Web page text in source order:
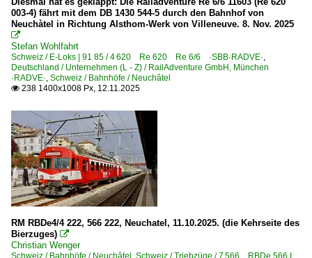
7 525 RABe 525 ·BLS· Nina
7 560 RBDe 560 ·SBB· NPZ
7 560 RBDe 560 ·SBB· NPZ Domino
7 565 RBDe 565 · 566 · 567 ·BLS·BN
7 566 RBDe 566 I RBDe 4/4 I
7 567 RBDe 567 · 537 ·GFM·RVT·TPF·TRN·Travys·
Triebzüge | ältere Bauart
RCe 2/4 RBe/RAe/RLe 2/4 ·SBB·OeBB· 'Roter Pfeil'
003-4) fährt mit dem DB 1430 544-5 durch den Bahnhof von
Neuchàtel in Richtung Alsthom-Werk von Villeneuve. 8. Nov. 2025

Stefan Wohlfahrt
Schweiz / E-Loks | 91 85 / 4 620 Re 620 Re 6/6 ·SBB·RADVE·,
Deutschland / Unternehmen (L - Z) / RailAdventure GmbH, München
·RADVE·, Schweiz / Bahnhöfe / Neuchâtel
 238 1400x1008 Px, 12.11.2025
RM RBDe4/4 222, 566 222, Neuchatel, 11.10.2025. (die Kehrseite des
Bierzuges) 
Christian Wenger
Schweiz / Bahnhöfe / Neuchâtel , Schweiz / Triebzüge / 7 566 RBDe 566 I